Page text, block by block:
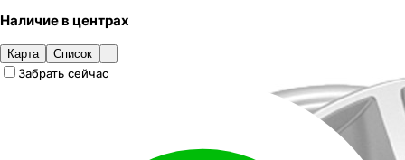
Наличиев центрах
Карта Список
Забрать сейчас